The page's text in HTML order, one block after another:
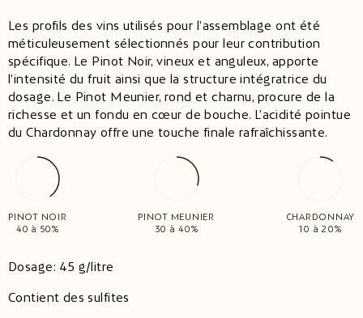
Les profils des vins utilisés pour l’assemblage ont été
méticuleusement sélectionnés pour leur contribution
spécifique. Le Pinot Noir, vineux et anguleux, apporte
l’intensité du fruit ainsi que la structure intégratrice du
dosage. Le Pinot Meunier, rond et charnu, procure de la
richesse et un fondu en cœur de bouche. L’acidité pointue
du Chardonnay offre une touche finale rafraîchissante.
PINOT NOIR
40 à 50%
PINOT MEUNIER
30 à 40%
CHARDONNAY
10 à 20%
Dosage: 45 g/litre
Contient des sulfites